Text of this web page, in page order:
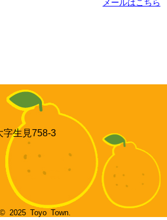
メールはこちら
字生見758-3
© 2025 Toyo Town.